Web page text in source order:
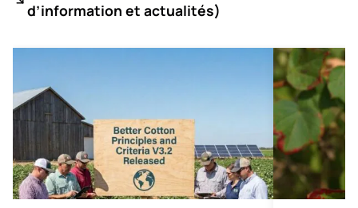
d’information et actualités)